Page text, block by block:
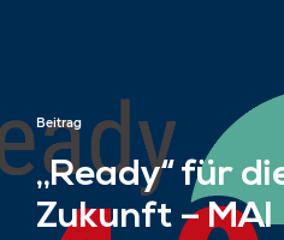
Beitrag
„Ready“ für
Zukunft – MAI